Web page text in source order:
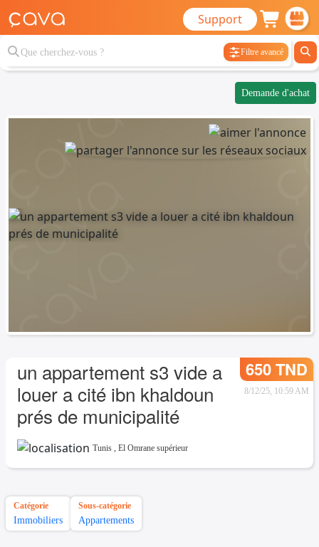
Support
Filtre avancé
Demande d'achat
un appartement s3 vide a
louer a cité ibn khaldoun
prés de municipalité
650 TND
8/12/25, 10:59 AM
Tunis , El Omrane supérieur
Catégorie
Immobiliers
Sous-catégorie
Appartements